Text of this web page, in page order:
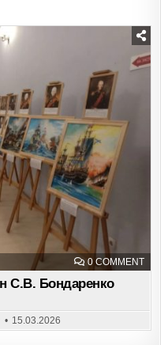
0 COMMENTON
С.В. Бондаренко
15.03.2026